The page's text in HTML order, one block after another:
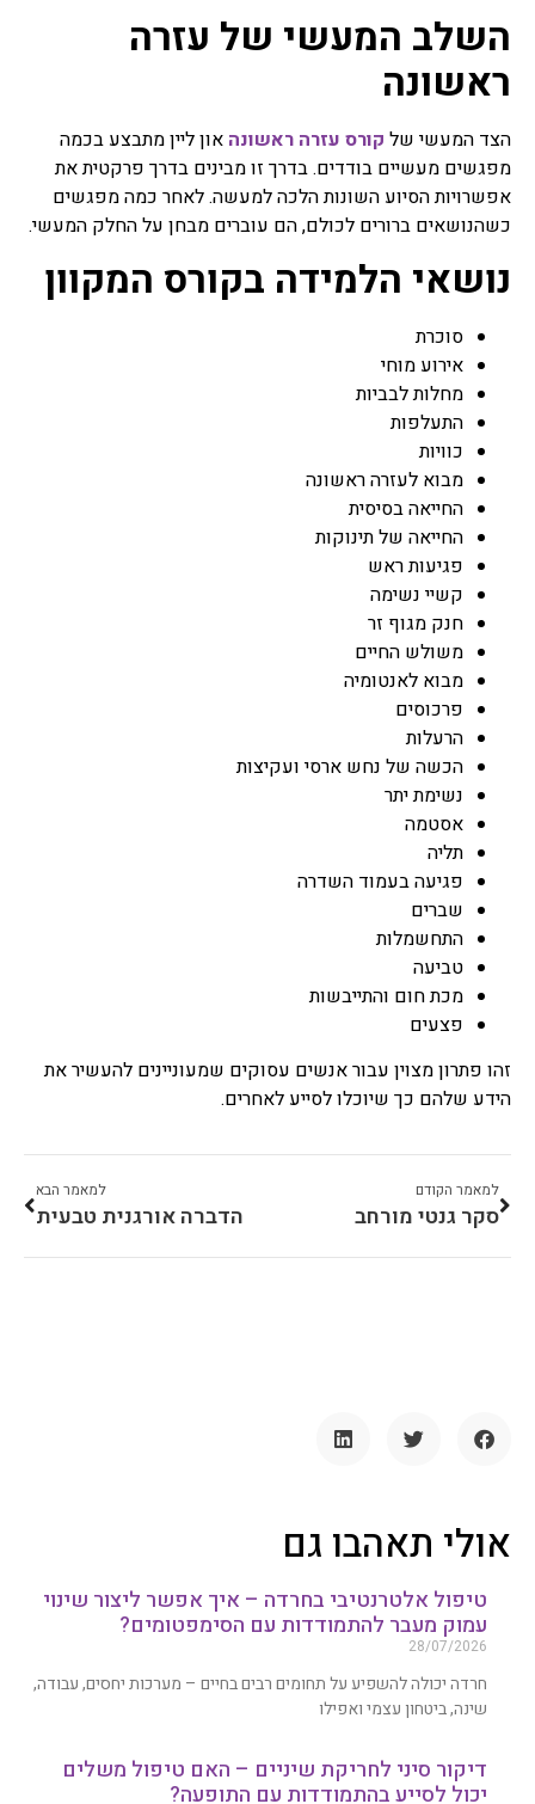
טיפות פרחי באך. השימוש
וחרדות, בעיות פוסט
טראומטיות ועוד בעיות רגשיות
אחרות בעיקר.
השלב המעשי של עזרה
ראשונה
הצד המעשי של קורס עזרה ראשונה און ליין מתבצע בכמה
מפגשים מעשיים בודדים. בדרך זו מבינים בדרך פרקטית את
אפשרויות הסיוע השונות הלכה למעשה. לאחר כמה מפגשים
כשהנושאים ברורים לכולם, הם עוברים מבחן על החלק המעשי.
נושאי הלמידה בקורס המקוון
סוכרת
אירוע מוחי
מחלות לבביות
התעלפות
כוויות
מבוא לעזרה ראשונה
החייאה בסיסית
החייאה של תינוקות
פגיעות ראש
קשיי נשימה
חנק מגוף זר
משולש החיים
מבוא לאנטומיה
פרכוסים
הרעלות
הכשה של נחש ארסי ועקיצות
נשימת יתר
אסטמה
תליה
פגיעה בעמוד השדרה
שברים
התחשמלות
טביעה
מכת חום והתייבשות
פצעים
זהו פתרון מצוין עבור אנשים עסוקים שמעוניינים להעשיר את
הידע שלהם כך שיוכלו לסייע לאחרים.
למאמר הקודם
סקר גנטי מורחב
למאמר הבא
הדברה אורגנית טבעית
אולי תאהבו גם
טיפול אלטרנטיבי בחרדה – איך אפשר ליצור שינוי
עמוק מעבר להתמודדות עם הסימפטומים?
28/07/2026
חרדה יכולה להשפיע על תחומים רבים בחיים – מערכות יחסים, עבודה,
שינה, ביטחון עצמי ואפילו
דיקור סיני לחריקת שיניים – האם טיפול משלים
יכול לסייע בהתמודדות עם התופעה?